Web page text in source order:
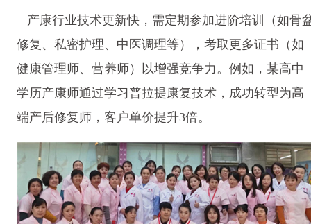
产康行业技术更新快，需定期参加进阶培训（如骨
修复、私密护理、中医调理等），考取更多证书（如
健康管理师、营养师）以增强竞争力。例如，某高中
学历产康师通过学习普拉提康复技术，成功转型为高
端产后修复师，客户单价提升3倍。